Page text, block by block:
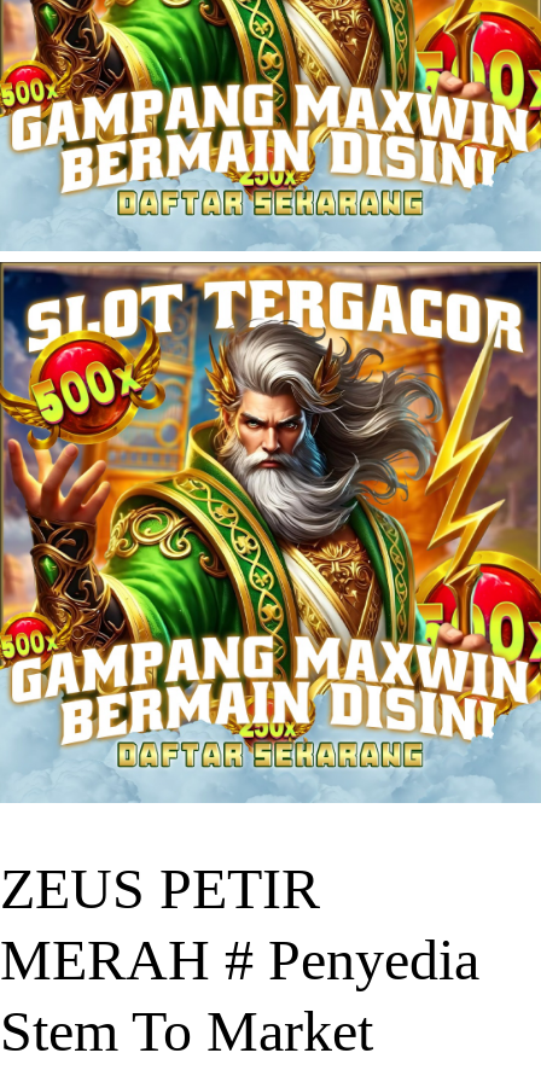
ZEUS PETIR
MERAH # Penyedia
Stem To Market